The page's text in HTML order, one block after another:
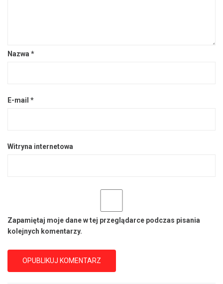
Nazwa *
E-mail *
Witryna internetowa
Zapamiętaj moje dane w tej przeglądarce podczas pisania
kolejnych komentarzy.